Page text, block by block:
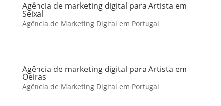
Agência de marketing digital para Artista em
Seixal
Agência de Marketing Digital em Portugal
Agência de marketing digital para Artista em
Oeiras
Agência de Marketing Digital em Portugal